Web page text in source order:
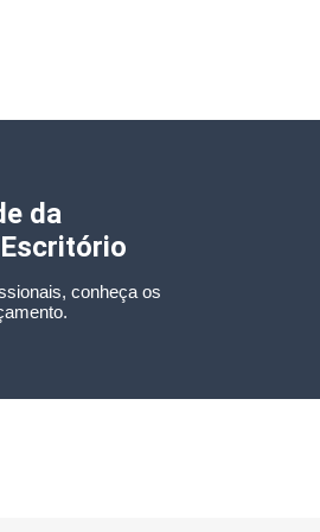
da
conheça os